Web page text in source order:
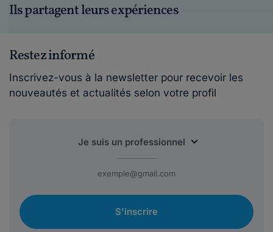
Ils partagent leurs expériences
Restez informé
Inscrivez-vous à la newsletter pour recevoir les
nouveautés et actualités selon votre profil
S'inscrire